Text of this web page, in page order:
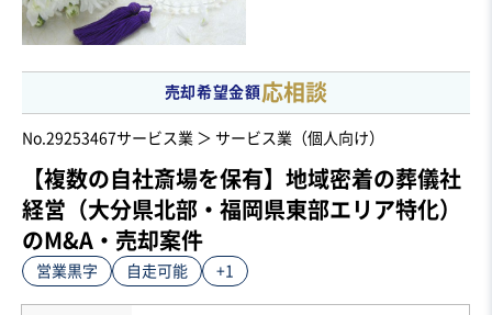
売却希望金額応相談
No.29253467サービス業 ＞ サービス業（個人向け）
【複数の自社斎場を保有】地域密着の葬儀社
経営（大分県北部・福岡県東部エリア特化）
のM&A・売却案件
営業黒字 自走可能 +1